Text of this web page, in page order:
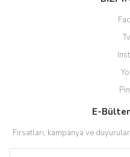
E-
Fırsatları, kampanya ve